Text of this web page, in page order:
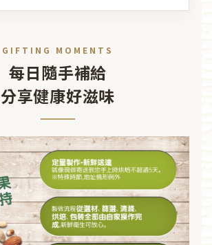
GIFTING MOMENTS
每日隨手補給
分享健康好滋味